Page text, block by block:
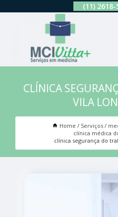
(11) 2618-
CLÍNICA
VILA
Home Serviços
clínica médica
clínica segurança do